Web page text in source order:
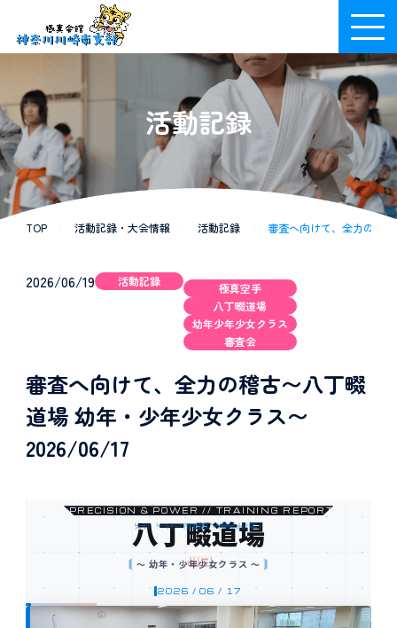
活動記録
TOP 活動記録・大会情報 活動記録 審査へ向けて、全力の稽
2026/06/19 活動記録
極真空手
八丁畷道場
幼年少年少女クラス
審査会
審査へ向けて、全力の稽古〜八丁畷
道場 幼年・少年少女クラス〜
2026/06/17
PRECISION & POWER // TRAINING REPORT
八丁畷道場
⟬ 〜 幼年・少年少女クラス 〜⟭
2026 / 06 / 17